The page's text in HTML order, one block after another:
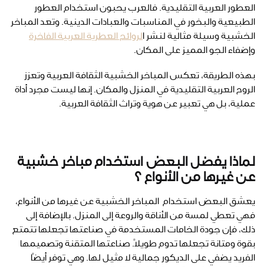
العطور العربية التقليدية. فالعرب يحبون استخدام العطور
الطبيعية والبخور في المناسبات والعبادات الدينية. وتعد المباخر
الخشبية وسيلة مثالية لنشر الروائح العطرية العربية الفاخرة
وإضفاء الجو المميز على المكان.
بهذه الطريقة، تعكس المباخر الخشبية الثقافة العربية وتعزز
الروح العربية التقليدية في المنزل والمكان. إنها ليست مجرد أداة
عملية، بل هي تعبير عن هوية وتراث الثقافة العربية.
لماذا يفضل البعض استخدام مباخر خشبية
عن غيرها من الأنواع ؟
يعشق البعض استخدام المباخر الخشبية عن غيرها من الأنواع،
فهي تعطي لمسة من الأناقة والروعة إلى المنزل. بالإضافة إلى
ذلك، فإن جودة الخامات المستخدمة في صناعتها تجعلها تتمتع
بقوة ومتانة تجعلها تدوم طويلاً. صناعتها المتقنة وتصميمها
الفريد يضفي على الديكور جمالية لا مثيل لها. وهي توفر أيضًا